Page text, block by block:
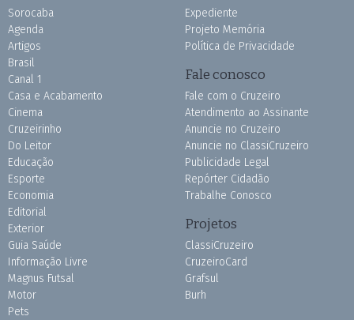
Sorocaba
Agenda
Artigos
Brasil
Canal 1
Casa e Acabamento
Cinema
Cruzeirinho
Do Leitor
Educação
Esporte
Economia
Editorial
Exterior
Guia Saúde
Informação Livre
Magnus Futsal
Motor
Pets
Expediente
Projeto Memória
Política de Privacidade
Fale conosco
Fale com o Cruzeiro
Atendimento ao Assinante
Anuncie no Cruzeiro
Anuncie no ClassiCruzeiro
Publicidade Legal
Repórter Cidadão
Trabalhe Conosco
Projetos
ClassiCruzeiro
CruzeiroCard
Grafsul
Burh